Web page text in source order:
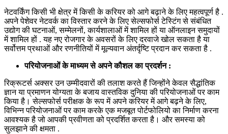
नेटवर्किंग किसी भी क्षेत्र में किसी के करियर को आगे बढ़ाने के लिए महत्वपूर्ण है .
अपने पेशेवर नेटवर्क का विस्तार करने के लिए सेल्सफोर्स टेस्टिंग से संबंधित
उद्योग की घटनाओं, सम्मेलनों, कार्यशालाओं में शामिल हों या ऑनलाइन समुदायों
में शामिल हों . यह नए रोजगार के अवसरों के लिए दरवाजे खोल सकता है या
सर्वोत्तम प्रथाओं और रणनीतियों में मूल्यवान अंतर्दृष्टि प्रदान कर सकता है .
परियोजनाओं के माध्यम से अपने कौशल का प्रदर्शन :
रिक्रूटर्स अक्सर उन उम्मीदवारों की तलाश करते हैं जिन्होंने केवल सैद्धांतिक
ज्ञान या प्रमाणन योग्यता के बजाय वास्तविक दुनिया की परियोजनाओं पर काम
किया है। सेल्सफोर्स परीक्षक के रूप में अपने करियर में आगे बढ़ने के लिए,
विभिन्न परियोजनाओं पर काम करके एक मजबूत पोर्टफोलियो का निर्माण करना
आवश्यक है जो आपकी प्रवीणता को प्रदर्शित करता है। और समस्या को
सुलझाने की क्षमता .